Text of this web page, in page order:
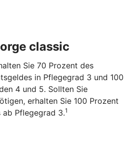
classic
Sie 70 Prozent des
in Pflegegrad 3 und 100
4 und 5. Sollten Sie
erhalten Sie 100 Prozent
Pflegegrad 3.1